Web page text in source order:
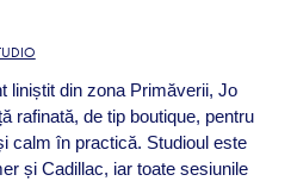
liniștit din zona Primăverii, Jo
rafinată, de tip boutique, pentru
calm în practică. Studioul este
și Cadillac, iar toate sesiunile